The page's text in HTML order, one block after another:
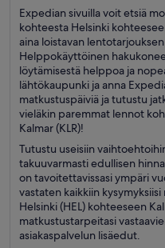
Expedian sivuilla voit etsiä
kohteesta Helsinki
aina loistavan
Helppokäyttöinen
löytämisestä helppoa ja
lähtökaupunki ja anna
matkustuspäiviä ja tutustu
vieläkin paremmat lennot
Kalmar (KLR)!
Tutustu useisiin
takuuvarmasti edullisen
on tavoitettavissasi ympäri
vastaten kaikkiin
Helsinki (HEL) kohteeseen
matkustustarpeitasi
asiakaspalvelun lisäedut.